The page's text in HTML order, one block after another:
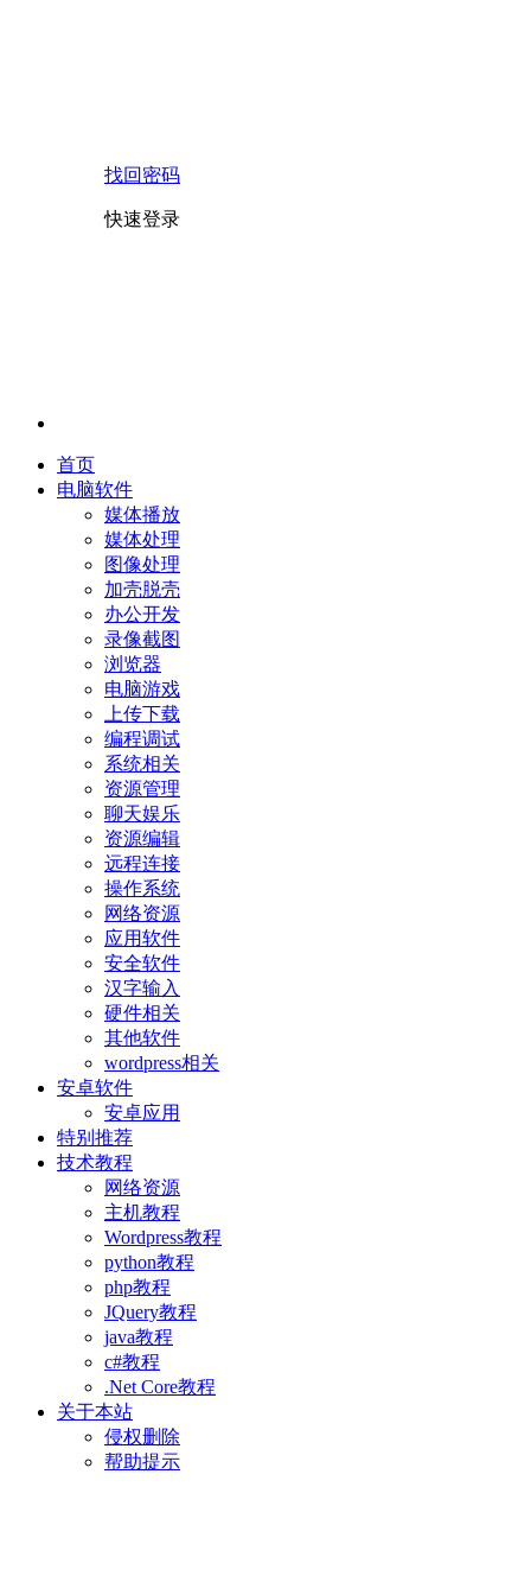
找回密码
快速登录
首页
电脑软件
媒体播放
媒体处理
图像处理
加壳脱壳
办公开发
录像截图
浏览器
电脑游戏
上传下载
编程调试
系统相关
资源管理
聊天娱乐
资源编辑
远程连接
操作系统
网络资源
应用软件
安全软件
汉字输入
硬件相关
其他软件
wordpress相关
安卓软件
安卓应用
特别推荐
技术教程
网络资源
主机教程
Wordpress教程
python教程
php教程
JQuery教程
java教程
c#教程
.Net Core教程
关于本站
侵权删除
帮助提示